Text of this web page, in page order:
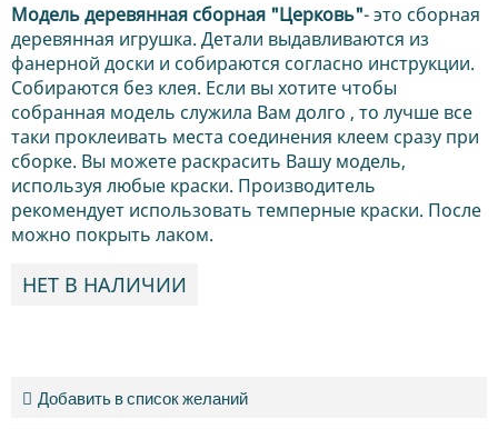
Модель деревянная сборная "Церковь"- это сборная
деревянная игрушка. Детали выдавливаются из
фанерной доски и собираются согласно инструкции.
Собираются без клея. Если вы хотите чтобы
собранная модель служила Вам долго , то лучше все
таки проклеивать места соединения клеем сразу при
сборке. Вы можете раскрасить Вашу модель,
используя любые краски. Производитель
рекомендует использовать темперные краски. После
можно покрыть лаком.
НЕТ В НАЛИЧИИ
Добавить в список желаний